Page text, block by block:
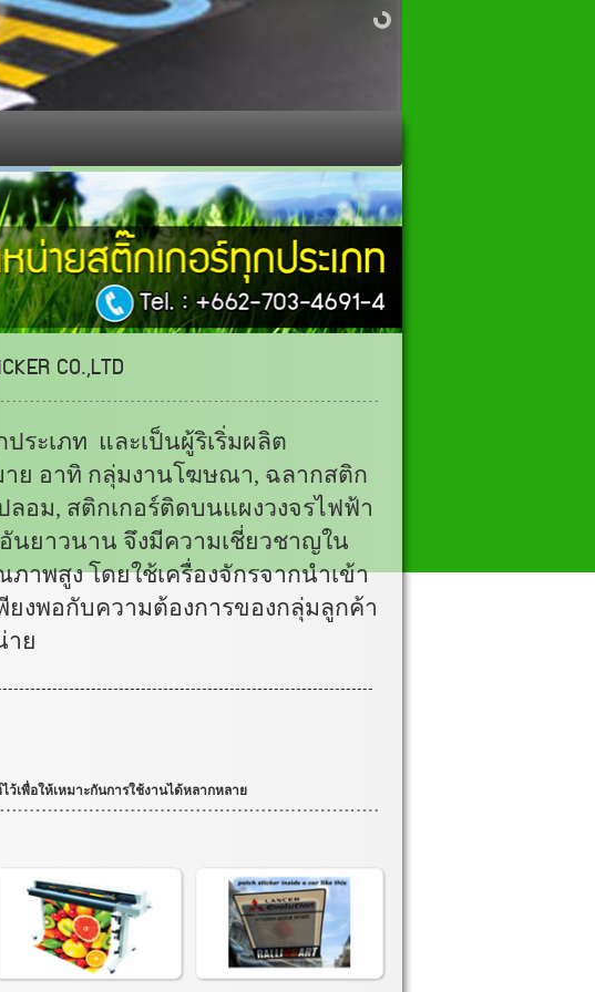
CO.,LTD
ระเภท และเป็นผู้ริเริ่มผลิต
าย อาทิ กลุ่มงานโฆษณา, ฉลากสติก
ลอม, สติกเกอร์ติดบนแผงวงจรไฟฟ้า
ยาวนาน จึงมีความเชี่ยวชาญใน
ภาพสูง โดยใช้เครื่องจักรจากนำเข้า
ยงพอกับความต้องการของกลุ่มลูกค้า
าย
เพื่อให้เหมาะกันการใช้งานได้หลากหลาย